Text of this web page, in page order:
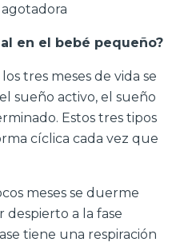
en el bebé pequeño?
tres meses de vida se
sueño activo, el sueño
Estos tres tipos
cíclica cada vez que
meses se duerme
despierto a la fase
tiene una respiración